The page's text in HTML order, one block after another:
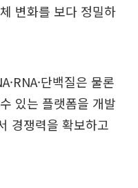
변화를 보다 정밀하
단백질은 물론
있는 플랫폼을 개발
경쟁력을 확보하고